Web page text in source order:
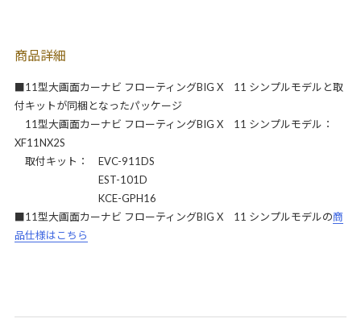
商品詳細
■11型大画面カーナビ フローティングBIG X 11 シンプルモデルと取
付キットが同梱となったパッケージ
11型大画面カーナビ フローティングBIG X 11 シンプルモデル：
XF11NX2S
取付キット： EVC-911DS
EST-101D
KCE-GPH16
■11型大画面カーナビ フローティングBIG X 11 シンプルモデルの商
品仕様はこちら